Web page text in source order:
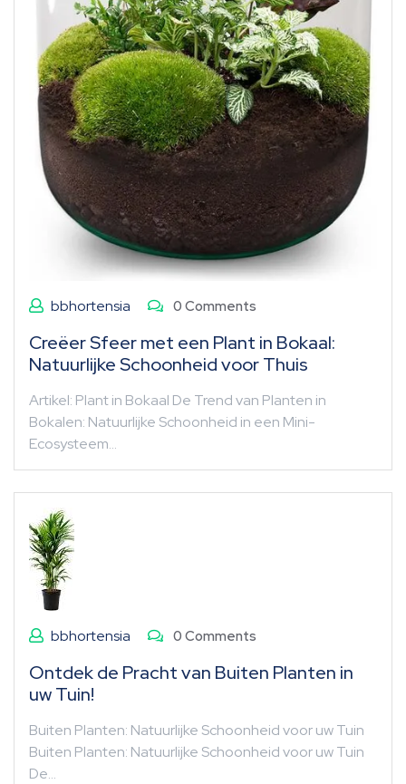
bbhortensia 0 Comments
Creëer Sfeer met een Plant in Bokaal:
Natuurlijke Schoonheid voor Thuis
Artikel: Plant in Bokaal De Trend van Planten in
Bokalen: Natuurlijke Schoonheid in een Mini-
Ecosysteem…
bbhortensia 0 Comments
Ontdek de Pracht van Buiten Planten in
uw Tuin!
Buiten Planten: Natuurlijke Schoonheid voor uw Tuin
Buiten Planten: Natuurlijke Schoonheid voor uw Tuin
De…